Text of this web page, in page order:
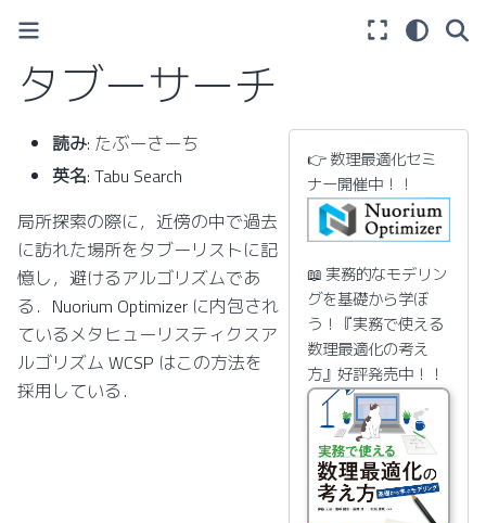
タブーサーチ
👉 数理最適化セミ
ナー開催中！！
📖 実務的なモデリン
グを基礎から学ぼ
う！『実務で使える
数理最適化の考え
方』好評発売中！！
読み: たぶーさーち
英名: Tabu Search
局所探索の際に，近傍の中で過去
に訪れた場所をタブーリストに記
憶し，避けるアルゴリズムであ
る．Nuorium Optimizer に内包され
ているメタヒューリスティクスア
ルゴリズム WCSP はこの方法を
採用している．